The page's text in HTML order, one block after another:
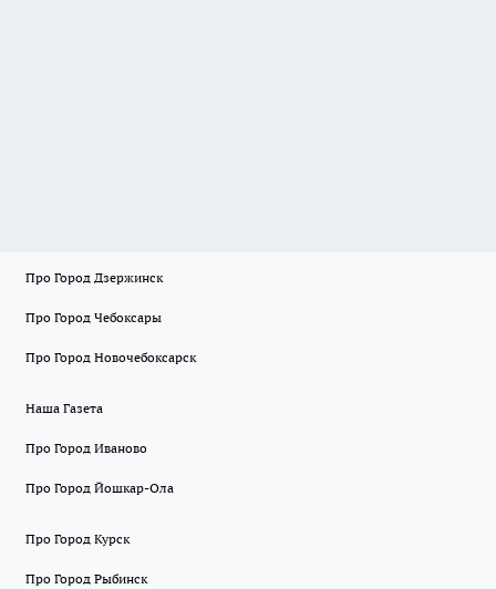
Про Город Дзержинск
Про Город Чебоксары
Про Город Новочебоксарск
Наша Газета
Про Город Иваново
Про Город Йошкар-Ола
Про Город Курск
Про Город Рыбинск